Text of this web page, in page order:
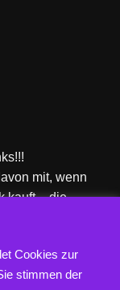
mit, wenn
kauft – die
Cookies zur
stimmen der